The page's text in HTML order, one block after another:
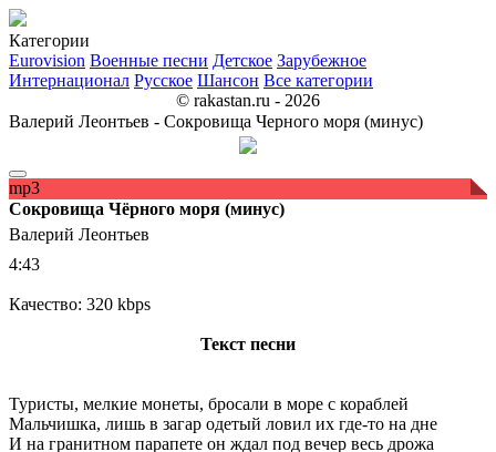
Категории
Eurovision Военные песни Детское Зарубежное
Интернационал Русское Шансон Все категории
© rakastan.ru - 2026
Валерий Леонтьев - Сокровища Черного моря (минус)
mp3
Сокровища Чёрного моря (минус)
Валерий Леонтьев
4:43
Качество: 320 kbps
Текст песни
Туристы, мелкие монеты, бросали в море с кораблей
Мальчишка, лишь в загар одетый ловил их где-то на дне
И на гранитном парапете он ждал под вечер весь дрожа